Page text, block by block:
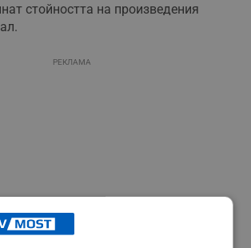
стойността на произведения
РЕКЛАМА